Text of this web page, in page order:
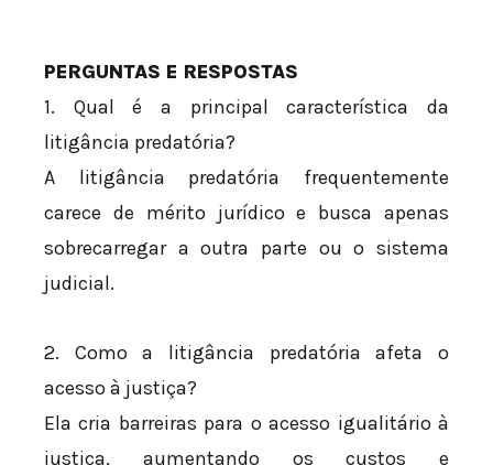
PERGUNTAS E RESPOSTAS
1. Qual é a principal característica da
litigância predatória?
A litigância predatória frequentemente
carece de mérito jurídico e busca apenas
sobrecarregar a outra parte ou o sistema
judicial.
2. Como a litigância predatória afeta o
acesso à justiça?
Ela cria barreiras para o acesso igualitário à
justiça, aumentando os custos e